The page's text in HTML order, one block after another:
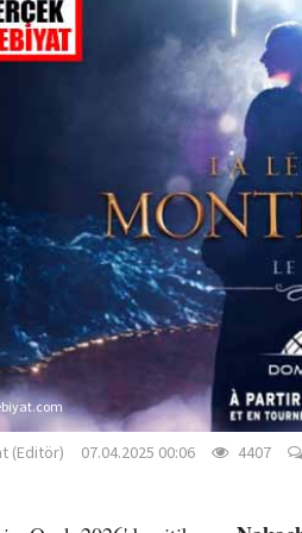
(Editör) 07.04.2025 00:06 4407